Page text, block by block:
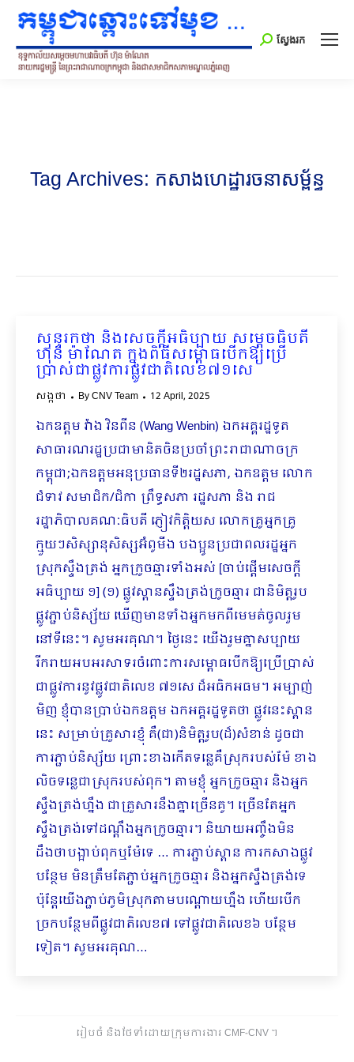
Search:
ស្វែងរក
Tag Archives: កសាងហេដ្ឋារចនាសម្ព័ន្ធ
សុន្ទរកថា និងសេចក្ដីអធិប្បាយ សម្ដេចធិបតី
ហ៊ុន ម៉ាណែត ក្នុងពិធីសម្ពោធបើកឱ្យប្រើ
ប្រាស់ជាផ្លូវការផ្លូវជាតិលេខ៧១សេ
សង្កថា ByCNV Team 12 April, 2025
ឯកឧត្តម វ៉ាង វិនពីន (Wang Wenbin) ឯកអគ្គរដ្ឋទូត
សាធារណរដ្ឋប្រជាមានិតចិនប្រចាំព្រះរាជាណាចក្រ​
កម្ពុជា;ឯកឧត្តមអនុប្រធានទី២រដ្ឋសភា, ឯកឧត្តម លោក
ជំទាវ សមាជិក/ជិកា ព្រឹទ្ធសភា រដ្ឋសភា និង រាជ
រដ្ឋាភិបាលគណៈធិបតី ភ្ញៀវកិត្តិយស លោកគ្រូអ្នកគ្រូ
ក្មួយៗសិស្សានុសិស្សអ៊ំពូមីង បងប្អូនប្រជាពលរដ្ឋអ្នក
ស្រុកស្ទឹងត្រង់ អ្នកក្រូចឆ្មារទាំងអស់ [ចាប់ផ្ដើមសេចក្ដី
អធិប្បាយ ១] (១) ផ្លូវស្ពានស្ទឹងត្រង់ក្រូចឆ្មារ ជានិមិត្តរូប
ផ្លូវភ្ជាប់និស្ស័យ ឃើញមានទាំងអ្នកមកពីមេមត់ចូលរួម
នៅទីនេះ។ សូមអរគុណ។ ថ្ងៃនេះ យើងរួមគ្នាសប្បាយ
រីករាយអបអរសាទរចំពោះការសម្ពោធបើកឱ្យប្រើប្រាស់
ជាផ្លូវការនូវផ្លូវជាតិលេខ ៧១សេ ដ៏អធិកអធម។ អម្បាញ់​
មិញ ខ្ញុំបានប្រាប់ឯកឧត្តម ឯកអគ្គរដ្ឋទូតថា ផ្លូវនេះស្ពាន
នេះ សម្រាប់គ្រួសារខ្ញុំ គឺ(ជា)និមិត្តរូប(ដ៏)សំខាន់ ដូចជា
ការភ្ជាប់និស្ស័យ ព្រោះខាងកើតទន្លេគឺស្រុករបស់ម៉ែ ខាង
លិចទន្លេជាស្រុករបស់ពុក។ តាមខ្ញុំ អ្នកក្រូចឆ្មារ និងអ្នក
ស្ទឹងត្រង់ហ្នឹង ជាគ្រួសារនឹងគ្នាច្រើនគូ។ ច្រើនតែអ្នក
ស្ទឹងត្រង់ទៅដណ្ដឹងអ្នកក្រូចឆ្មារ។ និយាយអញ្ចឹងមិន
ដឹងថាបង្អាប់ពុកឬម៉ែទេ … ការភ្ជាប់ស្ពាន ការកសាងផ្លូវ
បន្ថែម​ មិនត្រឹមតែភ្ជាប់អ្នកក្រូចឆ្មារ និងអ្នកស្ទឹងត្រង់ទេ
ប៉ុន្តែយើងភ្ជាប់ភូមិស្រុកតាមបណ្ដោយហ្នឹង ហើយបើក
ច្រកបន្ថែមពីផ្លូវជាតិលេខ៧ ទៅផ្លូវជាតិលេខ៦ បន្ថែម
ទៀត។ សូមអរគុណ…
រៀបចំ និងថែទាំដោយក្រុមការងារ CMF-CNV ​។